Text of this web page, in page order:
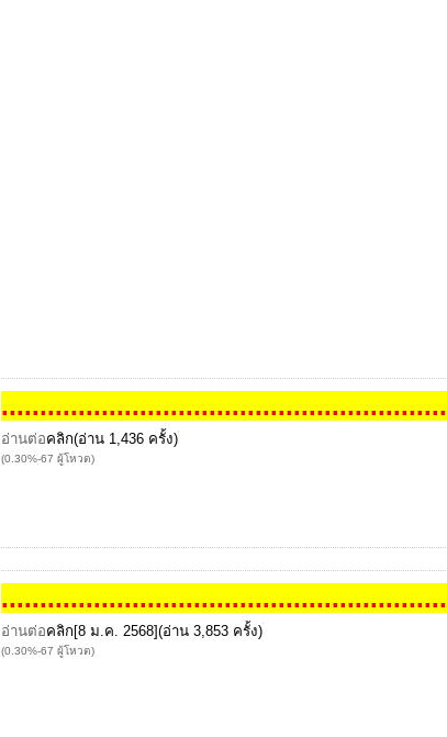
..........................................................
อ่านต่อคลิก(อ่าน 1,436 ครั้ง)
(0.30%-67 ผู้โหวต)
..........................................................
อ่านต่อคลิก[8 ม.ค. 2568](อ่าน 3,853 ครั้ง)
(0.30%-67 ผู้โหวต)